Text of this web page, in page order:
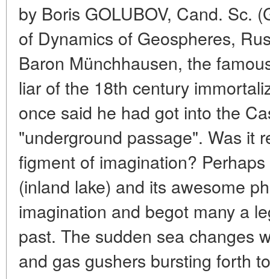
by Boris GOLUBOV, Cand. Sc.
of Dynamics of Geospheres,
Baron Münchhausen, the
liar of the 18th century
once said he had got into the
"underground passage". Was it
figment of imagination?
(inland lake) and its awesome
imagination and begot many a
past. The sudden sea changes
and gas gushers bursting forth